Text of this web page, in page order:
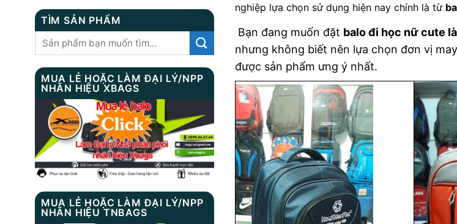
TÌM SẢN PHẨM
Tìm
MUA LẺ HOẶC LÀM ĐẠI LÝ/NPP
NHÃN HIỆU XBAGS
MUA LẺ HOẶC LÀM ĐẠI LÝ/NPP
NHÃN HIỆU TNBAGS
nghiệp lựa chọn sử dụng hiện nay chính là từ
Bạn đang muốn đặt balo đi học nữ cute
nhưng không biết nên lựa chọn đơn vị
được sản phẩm ưng ý nhất.